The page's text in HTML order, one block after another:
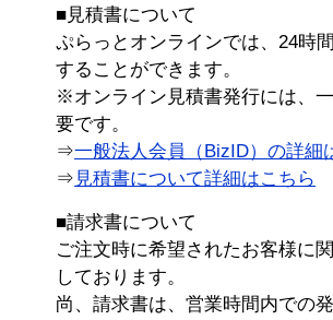
■見積書について
ぷらっとオンラインでは、24時
することができます。
※オンライン見積書発行には、
要です。
⇒一般法人会員（BizID）の詳細
⇒ 見積書について詳細はこちら
■請求書について
ご注文時に希望されたお客様に
しております。
尚、請求書は、営業時間内での